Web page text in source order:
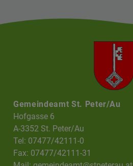
Gemeindeamt St. Peter/Au
Hofgasse 6
A-3352 St. Peter/Au
Tel: 07477/42111-0
Fax: 07477/42111-31